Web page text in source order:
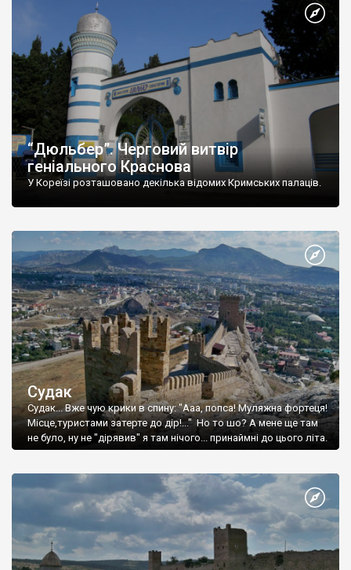
“Дюльбер”. Черговий витвір
геніального Краснова
У Кореїзі розташовано декілька відомих Кримських палаців.
Судак
Судак... Вже чую крики в спину: "Ааа, попса! Муляжна фортеця!
Місце,туристами затерте до дір!..." Но то шо? А мене ще там
не було, ну не "дірявив" я там нічого... принаймні до цього літа.